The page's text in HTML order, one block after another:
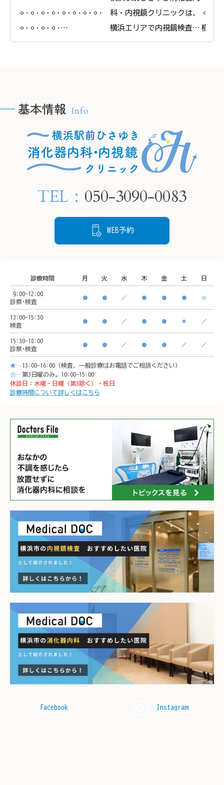
𐄙𐄁𐄙𐄁𐄙𐄁𐄙𐄁𐄙𐄁𐄙𐄁𐄙𐄁𐄙𐄁
𐄙𐄁𐄙𐄁𐄙𐄁𐄙𐄁
横浜駅前ひさゆき消化器内
🫧HPの予約フォームより、
24時間ご要約可能です🫧
プロフィールリンクから
神奈川県横浜市西区南幸２
🚃アクセス方法
イオンモール「CeeU
yokohama」9階
※イオン内に地下駐車場あ
り
𐄁𐄙𐄁𐄙𐄁𐄙𐄁𐄙𐄁𐄙𐄁𐄙𐄁𐄙𐄁𐄙𐄁
𐄙𐄁𐄙𐄁𐄙𐄁𐄙𐄁
科・内視鏡クリニックは、
横浜エリアで内視鏡検査と
合わせたピロリ菌の検査・
当院では内視鏡検査で胃の
粘膜の状態を確認し、感染
が疑われる場合は組織を採
です。
横浜
科・
🚃ア
横浜
※イ
り
基本情報 Info
TEL： 050-3090-0083
WEB予約
診療時間 月 火 水 木 金 土 日
9:00-12:00
診察･検査
● ● ／ ● ● ● ☆
13:00-15:30
検査
● ● ／ ● ● ★ ／
15:30-18:00
診察･検査
● ● ／ ● ● ／ ／
★…13:00-16:00（検査、一般診療はお電話でご相談ください）
☆…第3日曜のみ。10:00-15:00
休診日：水曜・日曜（第3除く）・祝日
診療時間について詳しくはこちら
Facebook Instagram